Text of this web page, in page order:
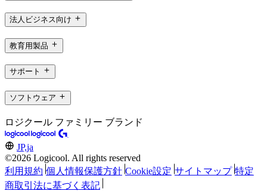
法人ビジネス向け
教育用製品
サポート
ソフトウェア
ロジクール ファミリー ブランド
JP,ja
©2026 Logicool. All rights reserved
利用規約 個人情報保護方針 Cookie設定 サイトマップ 特定
商取引法に基づく表記